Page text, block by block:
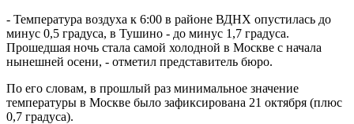
- Температура воздуха к 6:00 в районе ВДНХ опустилась до
минус 0,5 градуса, в Тушино - до минус 1,7 градуса.
Прошедшая ночь стала самой холодной в Москве с начала
нынешней осени, - отметил представитель бюро.
По его словам, в прошлый раз минимальное значение
температуры в Москве было зафиксирована 21 октября (плюс
0,7 градуса).